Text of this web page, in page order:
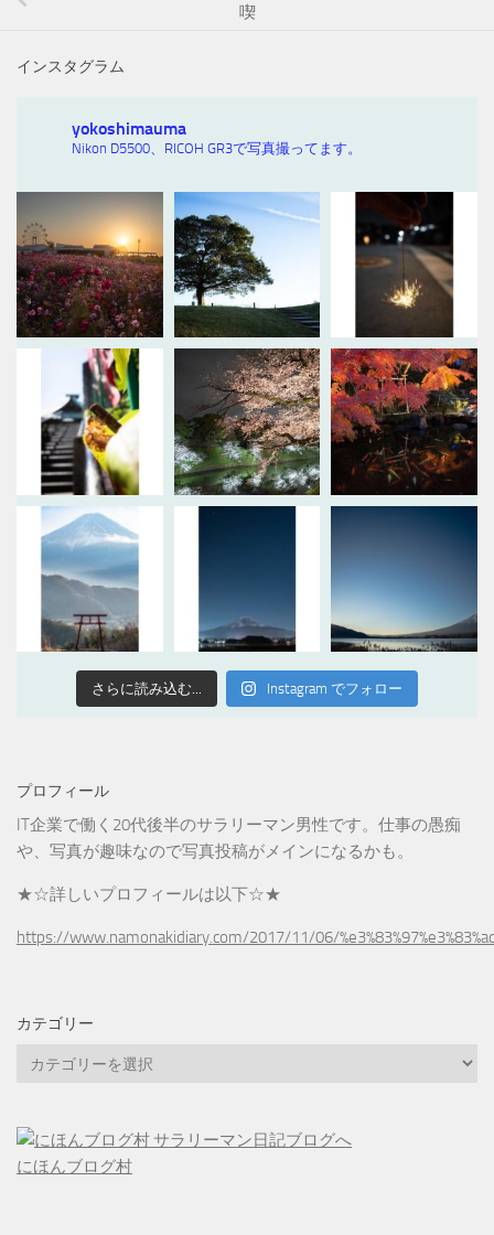
喫
インスタグラム
yokoshimauma
Nikon D5500、RICOH GR3で写真撮ってます。
さらに読み込む... Instagram でフォロー
プロフィール
IT企業で働く20代後半のサラリーマン男性です。仕事の愚痴
や、写真が趣味なので写真投稿がメインになるかも。
★☆詳しいプロフィールは以下☆★
https://www.namonakidiary.com/2017/11/06/
カテゴリー
リ
ー
にほんブログ村